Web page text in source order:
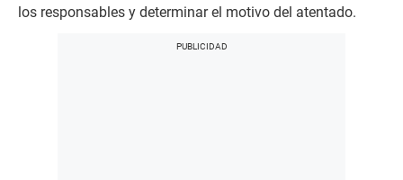
los responsables y determinar el motivo del atentado.